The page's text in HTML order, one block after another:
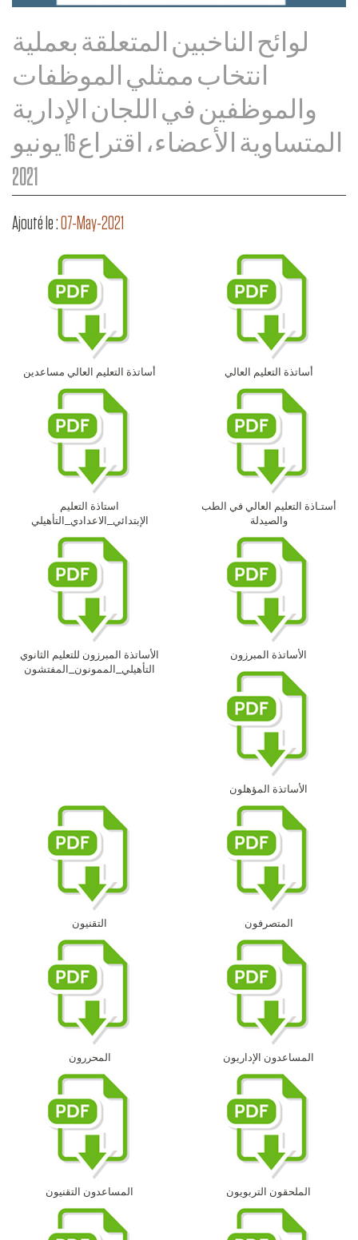
لوائح الناخبين المتعلقة بعملية
انتخاب ممثلي الموظفات
والموظفين في اللجان الإدارية
المتساوية الأعضاء، اقتراع 16 يونيو
2021
Ajouté le :07-May-2021
أساتذة التعليم العالي مساعدين أساتذة التعليم العالي
استاذة التعليم
الإبتدائي_الاعدادي_التأهيلي
أستـاذة التعليم العالي في الطب
والصيدلة
الأساتذة المبرزون للتعليم الثانوي
التأهيلي_الممونون_المفتشون
الأساتذة المبرزون
الأساتذة المؤهلون
التقنيون المتصرفون
المحررون المساعدون الإداريون
المساعدون التقنيون الملحقون التربويون